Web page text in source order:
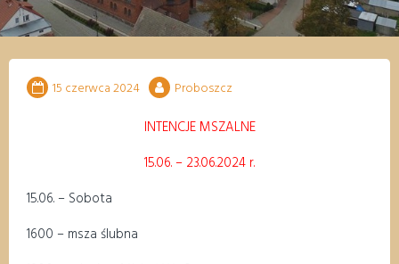
15 czerwca 2024 Proboszcz
INTENCJE MSZALNE
15.06. – 23.06.2024 r.
15.06. – Sobota
1600 – msza ślubna